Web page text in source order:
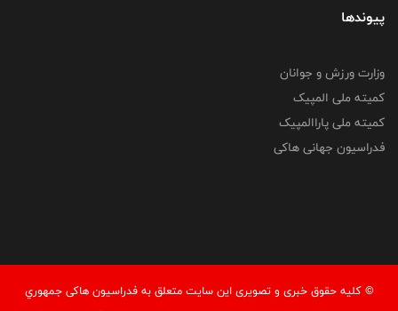
پیوندها
وزارت ورزش و جوانان
کمیته ملی المپیک
کمیته ملی پاراالمپیک
فدراسیون جهانی هاکی
© کليه حقوق خبری و تصويری اين سايت متعلق به فدراسيون هاکی جمهوري